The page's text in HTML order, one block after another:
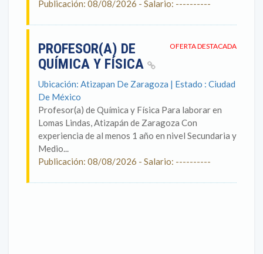
Publicación: 08/08/2026 - Salario: ----------
OFERTA DESTACADA
PROFESOR(A) DE
QUÍMICA Y FÍSICA
Ubicación: Atizapan De Zaragoza | Estado : Ciudad
De México
Profesor(a) de Química y Física Para laborar en
Lomas Lindas, Atizapán de Zaragoza Con
experiencia de al menos 1 año en nivel Secundaria y
Medio...
Publicación: 08/08/2026 - Salario: ----------